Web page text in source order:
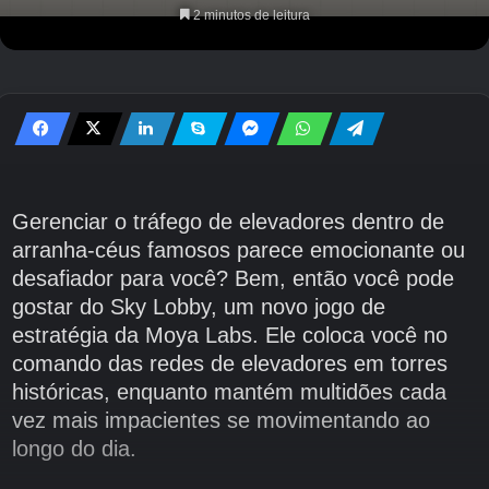
2 minutos de leitura
Gerenciar o tráfego de elevadores dentro de
arranha-céus famosos parece emocionante ou
desafiador para você? Bem, então você pode
gostar do Sky Lobby, um novo jogo de
estratégia da Moya Labs. Ele coloca você no
comando das redes de elevadores em torres
históricas, enquanto mantém multidões cada
vez mais impacientes se movimentando ao
longo do dia.